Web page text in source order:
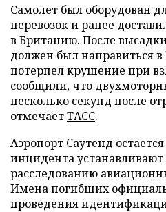
Самолет был оборудован
перевозок и ранее
в Британию. После
должен был направиться
потерпел крушение при
сообщили, что
несколько секунд после
отмечаетТАСС.
Аэропорт Саутенд
инцидента
расследованию
Имена погибших
проведения